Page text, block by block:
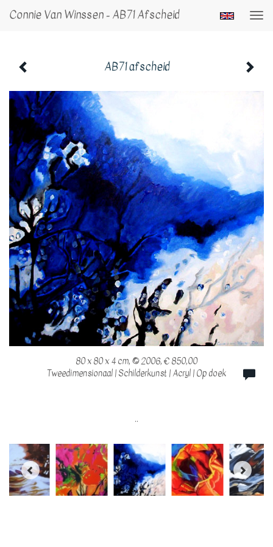
Connie Van Winssen - AB71 Afscheid
AB71 afscheid
80 x 80 x 4 cm, © 2006, € 850,00
Tweedimensionaal | Schilderkunst | Acryl | Op doek
..